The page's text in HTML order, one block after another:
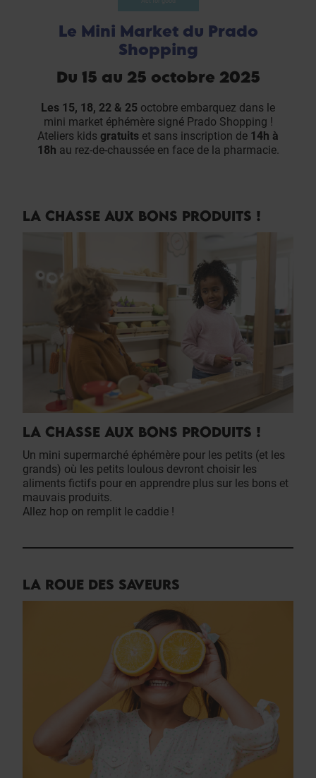
Le Mini Market du Prado
Shopping
Du 15 au 25 octobre 2025
Les 15, 18, 22 & 25 octobre embarquez dans le
mini market éphémère signé Prado Shopping !
Ateliers kids gratuits et sans inscription de 14h à
18h au rez-de-chaussée en face de la pharmacie.
LA CHASSE AUX BONS PRODUITS !
LA CHASSE AUX BONS PRODUITS !
Un mini supermarché éphémère pour les petits (et les
grands) où les petits loulous devront choisir les
aliments fictifs pour en apprendre plus sur les bons et
mauvais produits.
Allez hop on remplit le caddie !
LA ROUE DES SAVEURS